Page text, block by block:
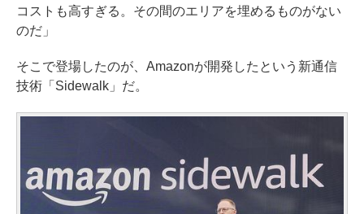
コストも高すぎる。その間のエリアを埋めるものがない
のだ」
そこで登場したのが、Amazonが開発したという新通信
技術「Sidewalk」だ。